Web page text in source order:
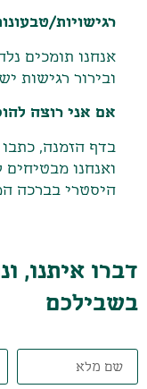
רגישויות/
אנחנו תומכים
ובירור רגישות
אם אני רוצה
בדף הזמנה,
ואנחנו
היסטרי בברכה
דברו איתנו,
בשבילכם